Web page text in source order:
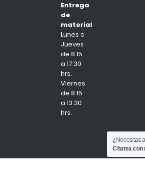
Entrega
de
material
Lunes a
Jueves
de 8:15
a 17:30
hrs.
Viernes
de 8:15
a 13:30
hrs.
¿Necesitas
Chatea con